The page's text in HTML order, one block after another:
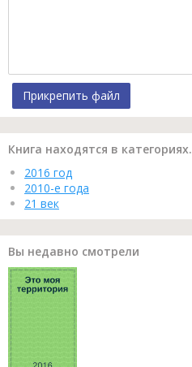
Прикрепить файл
Книга находятся в категориях.
2016 год
2010-е года
21 век
Вы недавно смотрели